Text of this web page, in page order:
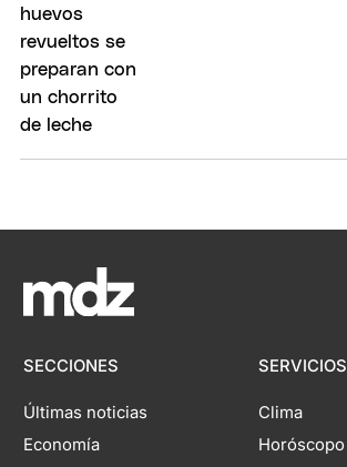
SECCIONES
Últimas noticias
Economía
SERVICIOS
Clima
Horóscopo